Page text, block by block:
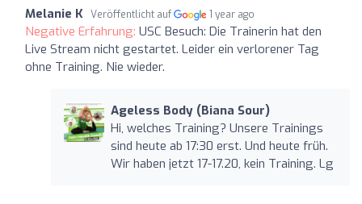
Melanie K Veröffentlicht auf 1 year ago
Negative Erfahrung: USC Besuch: Die Trainerin hat den
Live Stream nicht gestartet. Leider ein verlorener Tag
ohne Training. Nie wieder.
Ageless Body (Biana Sour)
Hi, welches Training? Unsere Trainings
sind heute ab 17:30 erst. Und heute früh.
Wir haben jetzt 17-17.20, kein Training. Lg